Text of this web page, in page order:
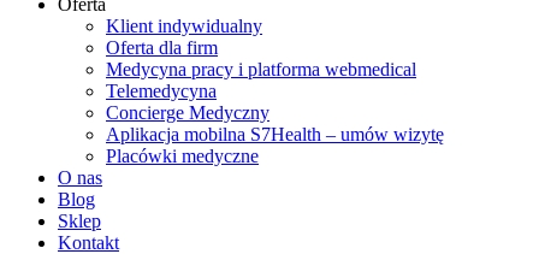
Oferta
Klient indywidualny
Oferta dla firm
Medycyna pracy i platforma webmedical
Telemedycyna
Concierge Medyczny
Aplikacja mobilna S7Health – umów wizytę
Placówki medyczne
O nas
Blog
Sklep
Kontakt